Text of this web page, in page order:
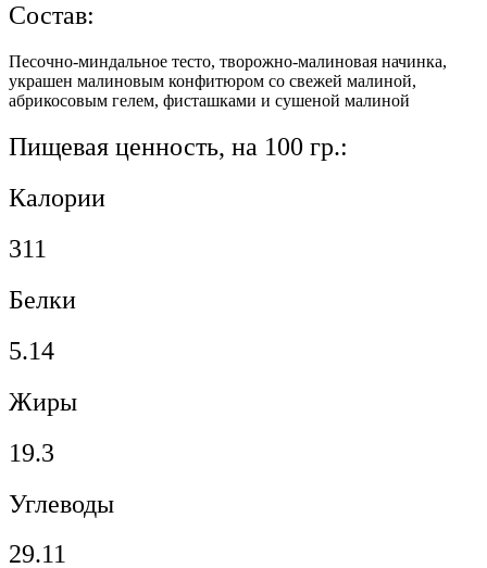
Состав:
Песочно-миндальное тесто, творожно-малиновая начинка,
украшен малиновым конфитюром со свежей малиной,
абрикосовым гелем, фисташками и сушеной малиной
Пищевая ценность, на 100 гр.:
Калории
311
Белки
5.14
Жиры
19.3
Углеводы
29.11